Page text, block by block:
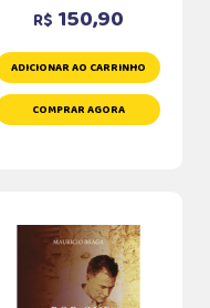
R$ 150,90
ADICIONAR AO CARRINHO
COMPRAR AGORA